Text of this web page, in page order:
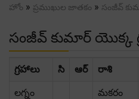
హోం » ప్రముఖుల జాతకం » సంజీవ్
సంజీవ్ కుమార్ యొక్క
గ్రహాలు సి ఆర్ రాశి
లగ్నం మకరం